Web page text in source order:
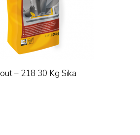
página
producto
– 218 30 Kg Sika